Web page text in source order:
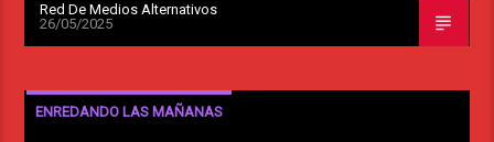
Red De Medios Alternativos
26/05/2025
ENREDANDO LAS MAÑANAS